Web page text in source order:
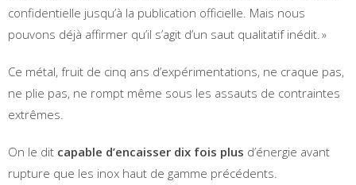
confidentielle jusqu’à la publication officielle. Mais nous
pouvons déjà affirmer qu’il s’agit d’un saut qualitatif inédit. »
Ce métal, fruit de cinq ans d’expérimentations, ne craque pas,
ne plie pas, ne rompt même sous les assauts de contraintes
extrêmes.
On le dit capable d’encaisser dix fois plus d’énergie avant
rupture que les inox haut de gamme précédents.